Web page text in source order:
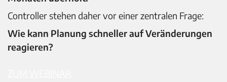
Controller stehen daher vor einer zentralen Frage:
Wie kann Planung schneller auf Veränderungen
reagieren?